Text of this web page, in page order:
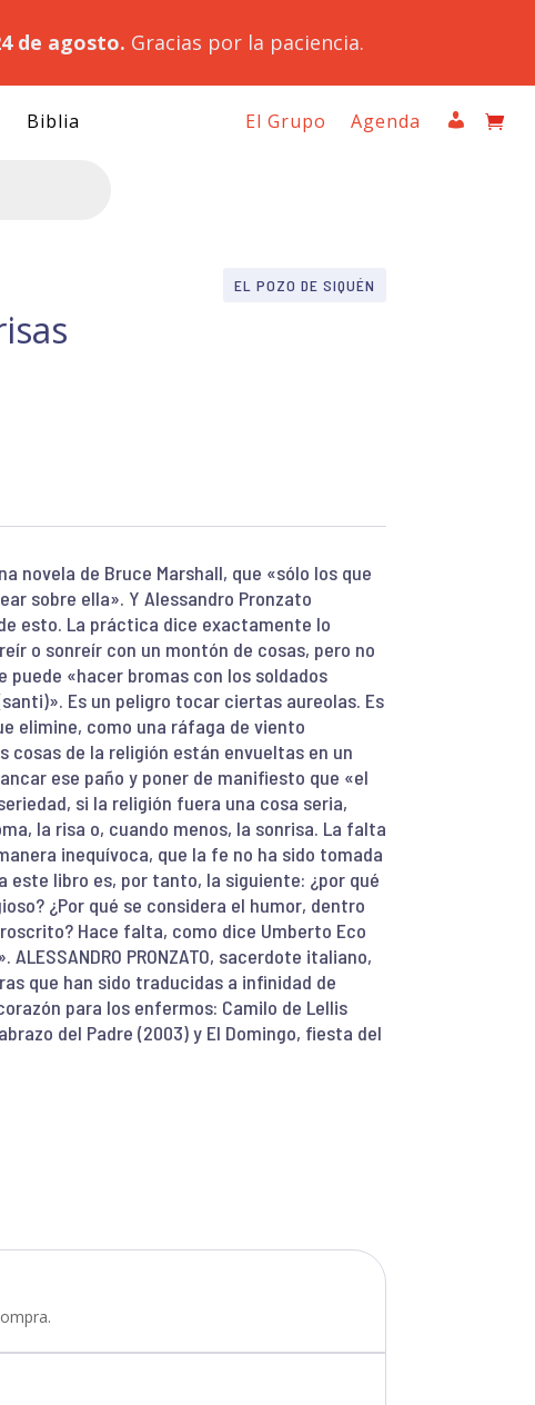
de agosto. Gracias por la paciencia.
Biblia El Grupo Agenda
EL POZO DE SIQUÉN
novela de Bruce Marshall, que «sólo los que
sobre ella». Y Alessandro Pronzato
esto. La práctica dice exactamente lo
o sonreír con un montón de cosas, pero no
puede «hacer bromas con los soldados
Es un peligro tocar ciertas aureolas. Es
elimine, como una ráfaga de viento
cosas de la religión están envueltas en un
ese paño y poner de manifiesto que «el
si la religión fuera una cosa seria,
la risa o, cuando menos, la sonrisa. La falta
inequívoca, que la fe no ha sido tomada
este libro es, por tanto, la siguiente: ¿por qué
¿Por qué se considera el humor, dentro
Hace falta, como dice Umberto Eco
PRONZATO, sacerdote italiano,
que han sido traducidas a infinidad de
para los enfermos: Camilo de Lellis
del Padre (2003) y El Domingo, fiesta del